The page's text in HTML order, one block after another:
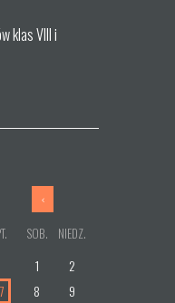
klas VIII i
SOB. NIEDZ.
1
2
7 8 9